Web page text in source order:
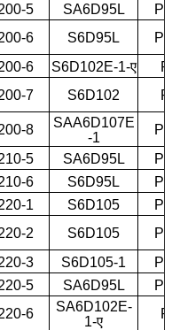
5 SA6D95L
6 S6D95L
6 S6D102E-1-ए
7 S6D102
8
SAA6D107E
-1
5 SA6D95L
6 S6D95L
1 S6D105
2 S6D105
3 S6D105-1
5 SA6D95L
6
SA6D102E-
1-ए